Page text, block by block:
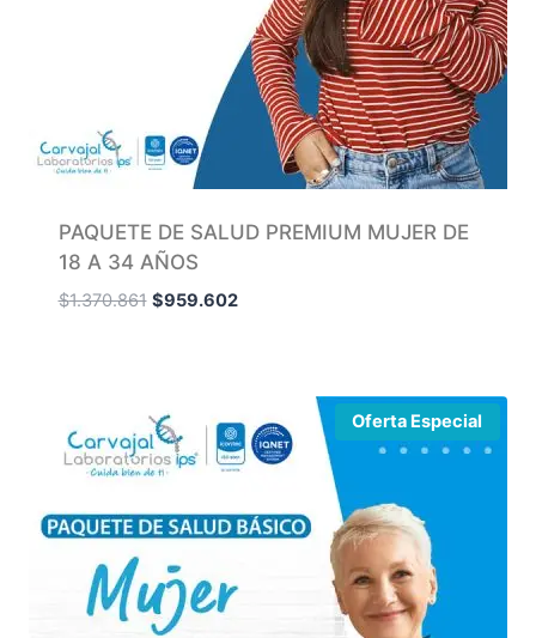
PAQUETE DE SALUD PREMIUM MUJER DE
18 A 34 AÑOS
$1.370.861 $959.602
Oferta Especial